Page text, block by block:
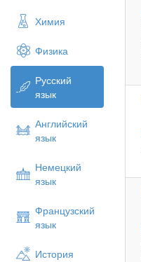
Химия
Физика
Русский
язык
Английский
язык
Немецкий
язык
Французский
язык
История